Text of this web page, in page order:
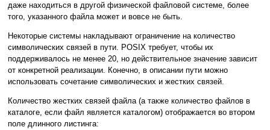
даже находиться в другой физической файловой системе, более
того, указанного файла может и вовсе не быть.
Некоторые системы накладывают ограничение на количество
символических связей в пути. POSIX требует, чтобы их
поддерживалось не менее 20, но действительное значение зависит
от конкретной реализации. Конечно, в описании пути можно
использовать сочетание символических и жестких связей.
Количество жестких связей файла (а также количество файлов в
каталоге, если файл является каталогом) отображается во втором
поле длинного листинга: